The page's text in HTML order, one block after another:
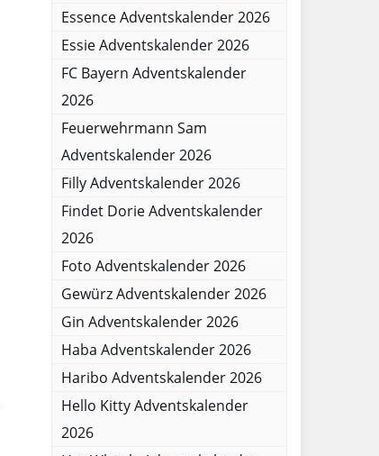
Essence Adventskalender 2026
Essie Adventskalender 2026
FC Bayern Adventskalender
2026
Feuerwehrmann Sam
Adventskalender 2026
Filly Adventskalender 2026
Findet Dorie Adventskalender
2026
Foto Adventskalender 2026
Gewürz Adventskalender 2026
Gin Adventskalender 2026
Haba Adventskalender 2026
Haribo Adventskalender 2026
Hello Kitty Adventskalender
2026